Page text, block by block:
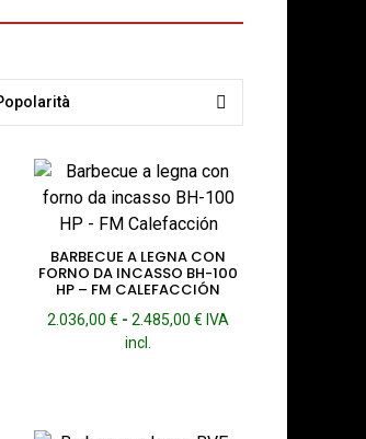
BARBECUE A LEGNA CON
FORNO DA INCASSO BH-100
HP – FM CALEFACCIÓN
2.036,00€ - 2.485,00€ Fascia
IVA
incl.